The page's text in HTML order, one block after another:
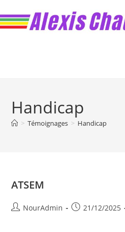
to
content
Handicap
> Témoignages > Handicap
ATSEM
Auteur/autrice
NourAdmin
Publication
21/12/2025